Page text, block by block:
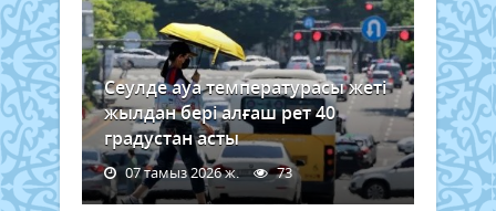
Сеулде ауа температурасы жеті
жылдан бері алғаш рет 40
градустан асты
07 тамыз 2026 ж. 73